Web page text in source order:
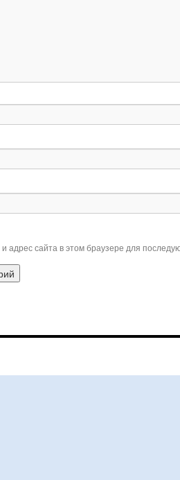
адрес сайта в этом браузере для